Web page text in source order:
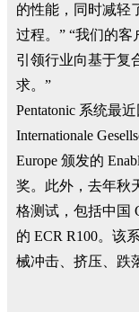
的性能，同时减轻
过程。” “我们的
引领行业向基于复
求。”
Pentatonic 系统最
Internationale
Europe 颁发的
奖。此外，去年秋
格测试，包括中国
的 ECR R100。该
械冲击、挤压、跌